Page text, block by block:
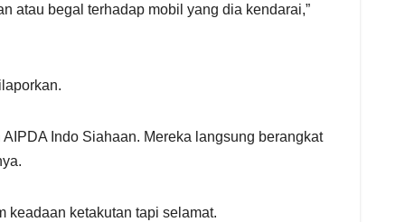
atau begal terhadap mobil yang dia kendarai,”
Indo Siahaan. Mereka langsung berangkat
keadaan ketakutan tapi selamat.